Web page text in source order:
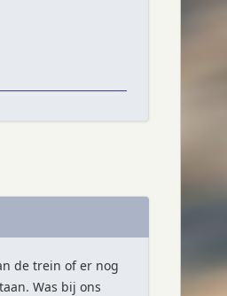
de trein of er nog
Was bij ons